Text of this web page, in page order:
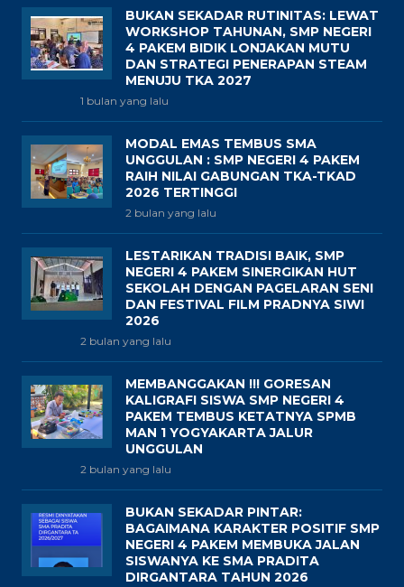
BUKAN SEKADAR RUTINITAS: LEWAT
WORKSHOP TAHUNAN, SMP NEGERI
4 PAKEM BIDIK LONJAKAN MUTU
DAN STRATEGI PENERAPAN STEAM
MENUJU TKA 2027
1 bulan yang lalu
MODAL EMAS TEMBUS SMA
UNGGULAN : SMP NEGERI 4 PAKEM
RAIH NILAI GABUNGAN TKA-TKAD
2026 TERTINGGI
2 bulan yang lalu
LESTARIKAN TRADISI BAIK, SMP
NEGERI 4 PAKEM SINERGIKAN HUT
SEKOLAH DENGAN PAGELARAN SENI
DAN FESTIVAL FILM PRADNYA SIWI
2026
2 bulan yang lalu
MEMBANGGAKAN !!! GORESAN
KALIGRAFI SISWA SMP NEGERI 4
PAKEM TEMBUS KETATNYA SPMB
MAN 1 YOGYAKARTA JALUR
UNGGULAN
2 bulan yang lalu
BUKAN SEKADAR PINTAR:
BAGAIMANA KARAKTER POSITIF SMP
NEGERI 4 PAKEM MEMBUKA JALAN
SISWANYA KE SMA PRADITA
DIRGANTARA TAHUN 2026